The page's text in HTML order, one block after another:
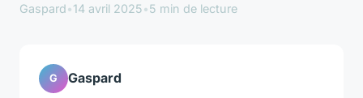
Gaspard•14 avril 2025•5 min de lecture
G Gaspard